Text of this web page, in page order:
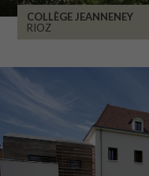
COLLÈGE JEANNENEY
RIOZ